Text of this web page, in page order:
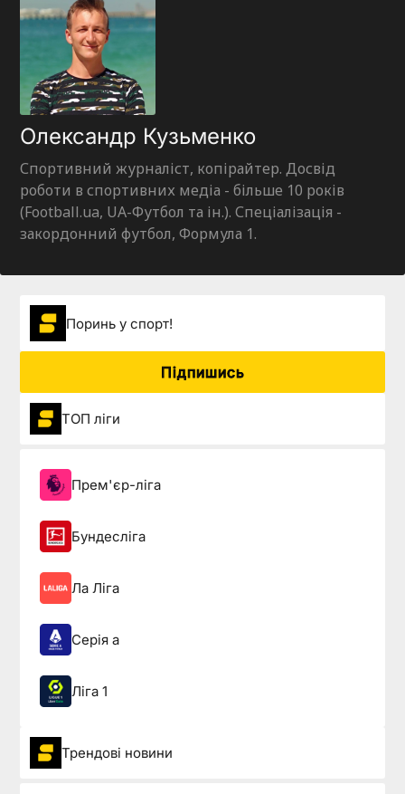
Олександр Кузьменко
Спортивний журналіст, копірайтер. Досвід
роботи в спортивних медіа - більше 10 років
(Football.ua, UA-Футбол та ін.). Спеціалізація -
закордонний футбол, Формула 1.
Поринь у спорт!
Підпишись
ТОП ліги
Прем'єр-ліга
Бундесліга
Ла Ліга
Серія а
Ліга 1
Трендові новини